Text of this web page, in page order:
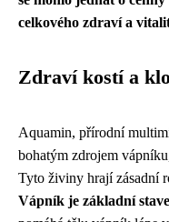
celkového zdraví a
Zdraví kostí a
Aquamin, přírodní
bohatým zdrojem
Tyto živiny hrají zásadní
Vápník je základní